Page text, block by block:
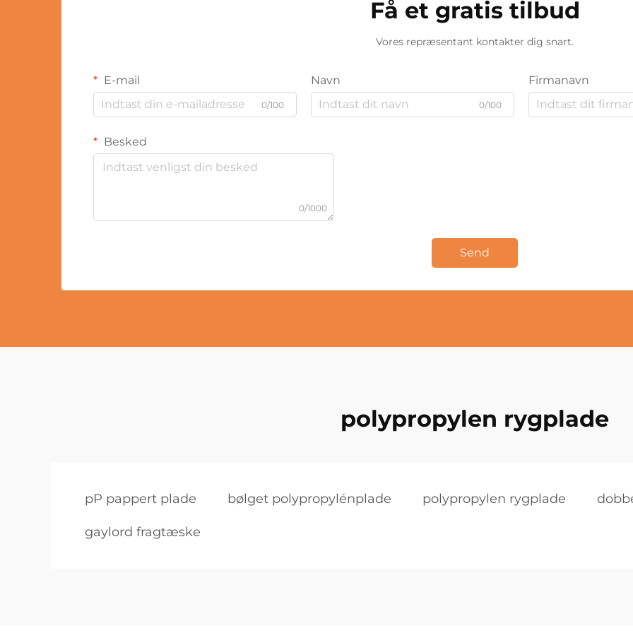
Få et gratis tilbud
Vores repræsentant kontakter dig snart.
E-mail
0/100
Navn
0/100
Firmanavn
Besked
0/1000
Send
polypropylen rygplade
pP pappert plade bølget polypropylénplade polypropylen rygplade
gaylord fragtæske